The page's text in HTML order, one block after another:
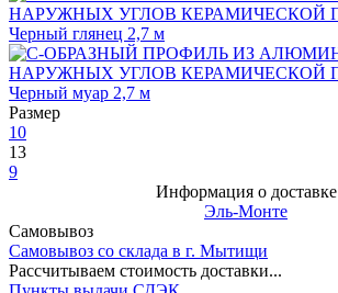
Размер
10
13
9
Информация о доставке
Эль-Монте
Самовывоз
Самовывоз со склада в г. Мытищи
Рассчитываем стоимость доставки...